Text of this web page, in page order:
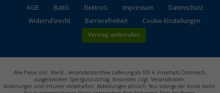
AGB BattG ElektroG Impressum
Datenschutz
Widerrufsrecht
Barrierefreiheit Cookie-Einstellungen
Vertrag widerrufen
Alle Preise inkl. MwSt., versandkostenfreie Lieferung ab 100 € innerhalb Österreich,
ausgenommen Sperrgutzuschlag. Ansonsten zzgl. Versandkosten.
Änderungen und Irrtümer vorbehalten. Abbildungen ähnlich. Nur solange der Vorrat reicht.